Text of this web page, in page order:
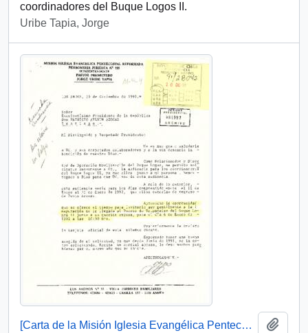
coordinadores del Buque Logos II.
Uribe Tapia, Jorge
[Carta de la Misión Iglesia Evangélica Pentecostal Reformada]